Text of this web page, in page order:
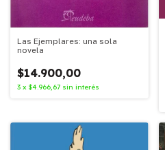
Las Ejemplares: una sola
novela
$14.900,00
3 x $4.966,67 sin interés